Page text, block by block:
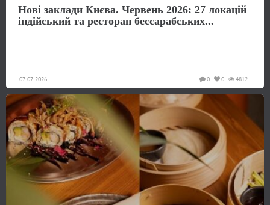
Нові заклади Києва. Червень 2026: 27 локацій
індійський та ресторан бессарабських...
07-07-2026 4812
0
0